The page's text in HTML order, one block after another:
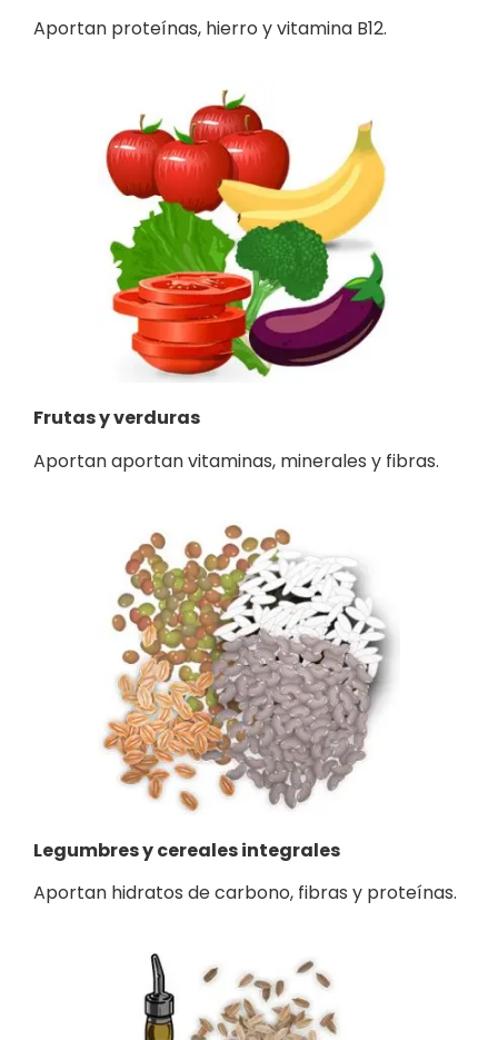
Aportan proteínas, hierro y vitamina B12.
Frutas y verduras
Aportan aportan vitaminas, minerales y fibras.
Legumbres y cereales integrales
Aportan hidratos de carbono, fibras y proteínas.